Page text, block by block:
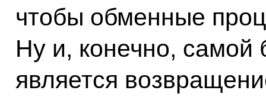
чтобы обменные
Ну и, конечно,
является